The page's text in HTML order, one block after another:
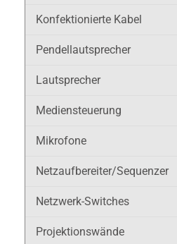
Konfektionierte Kabel
Pendellautsprecher
Lautsprecher
Mediensteuerung
Mikrofone
Netzaufbereiter/Sequenzer
Netzwerk-Switches
Projektionswände